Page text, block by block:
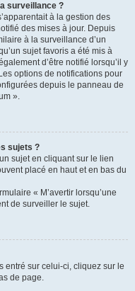
surveillance ?
à la gestion des
des mises à jour. Depuis
à la surveillance d’un
sujet favoris a été mis à
d’être notifié lorsqu’il y
options de notifications pour
depuis le panneau de
».
sujets ?
sujet en cliquant sur le lien
placé en haut et en bas du
« M’avertir lorsqu’une
de surveiller le sujet.
entré sur celui-ci, cliquez sur le
de page.